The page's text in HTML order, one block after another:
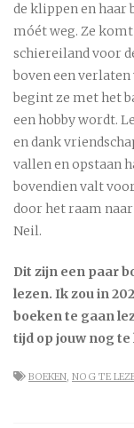
de klippen en haar
móét weg. Ze
schiereiland voor
boven een
begint ze met het
een hobby wordt.
en dank
vallen en opstaan
bovendien valt
door het raam
Neil.
Dit zijn een paar
lezen. Ik zou in
boeken te gaan
tijd op jouw nog te
BOEKEN, NOG TE